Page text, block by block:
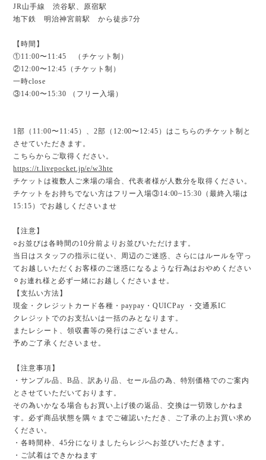
JR山手線 渋谷駅、原宿駅
地下鉄 明治神宮前駅 から徒歩7分
【時間】
①11:00〜11:45 （チケット制）
②12:00〜12:45（チケット制）
一時close
③14:00〜15:30 （フリー入場）
1部（11:00〜11:45）、2部（12:00〜12:45）はこちらのチケット制と
させていただきます。
こちらからご取得ください。
https://t.livepocket.jp/e/w3hte
チケットは複数人ご来場の場合、代表者様が人数分を取得ください。
チケットをお持ちでない方はフリー入場③14:00~15:30（最終入場は
15:15）でお越しくださいませ
【注意】
○お並びは各時間の10分前よりお並びいただけます。
当日はスタッフの指示に従い、周辺のご迷惑、さらにはルールを守っ
てお越しいただくお客様のご迷惑になるような行為はおやめください
⚪︎お連れ様と必ず一緒にお越しくださいませ。
【支払い方法】
現金・クレジットカード各種・paypay・QUICPay ・交通系IC
クレジットでのお支払いは一括のみとなります。
またレシート、領収書等の発行はございません。
予めご了承くださいませ。
【注意事項】
・サンプル品、B品、訳あり品、セール品の為、特別価格でのご案内
とさせていただいております。
その為いかなる場合もお買い上げ後の返品、交換は一切致しかねま
す。必ず商品状態を隅々までご確認いただき、ご了承の上お買い求め
ください。
・各時間枠、45分になりましたらレジへお並びいただきます。
・ご試着はできかねます